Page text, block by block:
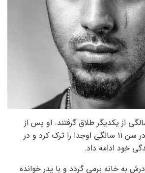
و مادر رضا در 9 سالگی از یکدیگر طلاق گرفتند. او پس از
ازدواج مجدد مادرش در سن 11 سالگی اوجدا را ترک کرد و در
خود ادامه داد.
به خانه برمی گردد و با پدر خوانده